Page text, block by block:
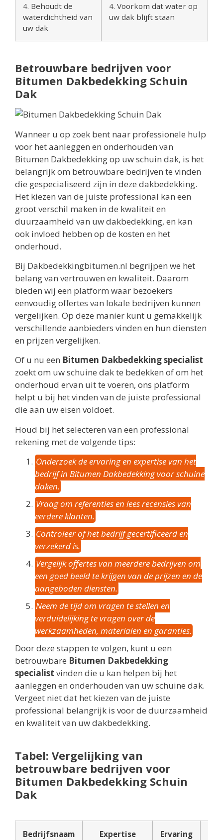
4. Behoudt de
waterdichtheid van
uw dak
4. Voorkom dat water op
uw dak blijft staan
Betrouwbare bedrijven voor
Bitumen Dakbedekking Schuin
Dak
Wanneer u op zoek bent naar professionele hulp
voor het aanleggen en onderhouden van
Bitumen Dakbedekking op uw schuin dak, is het
belangrijk om betrouwbare bedrijven te vinden
die gespecialiseerd zijn in deze dakbedekking.
Het kiezen van de juiste professional kan een
groot verschil maken in de kwaliteit en
duurzaamheid van uw dakbedekking, en kan
ook invloed hebben op de kosten en het
onderhoud.
Bij Dakbedekkingbitumen.nl begrijpen we het
belang van vertrouwen en kwaliteit. Daarom
bieden wij een platform waar bezoekers
eenvoudig offertes van lokale bedrijven kunnen
vergelijken. Op deze manier kunt u gemakkelijk
verschillende aanbieders vinden en hun diensten
en prijzen vergelijken.
Of u nu een Bitumen Dakbedekking specialist
zoekt om uw schuine dak te bedekken of om het
onderhoud ervan uit te voeren, ons platform
helpt u bij het vinden van de juiste professional
die aan uw eisen voldoet.
Houd bij het selecteren van een professional
rekening met de volgende tips:
Onderzoek de ervaring en expertise van het
bedrijf in Bitumen Dakbedekking voor schuine
daken.
Vraag om referenties en lees recensies van
eerdere klanten.
Controleer of het bedrijf gecertificeerd en
verzekerd is.
Vergelijk offertes van meerdere bedrijven om
een goed beeld te krijgen van de prijzen en de
aangeboden diensten.
Neem de tijd om vragen te stellen en
verduidelijking te vragen over de
werkzaamheden, materialen en garanties.
Door deze stappen te volgen, kunt u een
betrouwbare Bitumen Dakbedekking
specialist vinden die u kan helpen bij het
aanleggen en onderhouden van uw schuine dak.
Vergeet niet dat het kiezen van de juiste
professional belangrijk is voor de duurzaamheid
en kwaliteit van uw dakbedekking.
Tabel: Vergelijking van
betrouwbare bedrijven voor
Bitumen Dakbedekking Schuin
Dak
Bedrijfsnaam Expertise Ervaring